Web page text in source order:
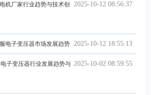
2025-10-12 08:56:37
机厂家行业趋势与技术创
2025-10-12 18:55:13
电子变压器市场发展趋势
2025-10-02 08:59:55
子变压器行业发展趋势与